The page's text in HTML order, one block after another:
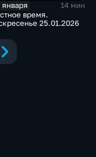
января
14 мин
время.
25.01.2026